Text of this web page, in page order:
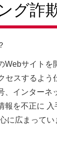
グ詐
サイトを
セスするよ
、インター
報を不正に
に広まってい